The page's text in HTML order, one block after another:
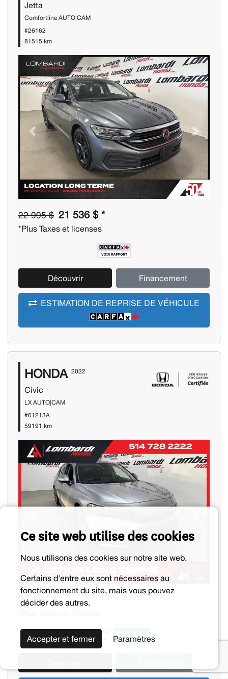
Jetta
Comfortline AUTO|CAM
#26162
81515 km
Previous Next
22 995 $ 21 536 $ *
*Plus Taxes et licenses
Découvrir Financement
ESTIMATION DE REPRISE DE VÉHICULE
HONDA 2022
Civic
LX AUTO|CAM
#61213A
59191 km
21 994 $
Ce site web utilise des cookies
Nous utilisons des cookies sur notre site web.
Certains d'entre eux sont nécessaires au
fonctionnement du site, mais vous pouvez
décider des autres.
Accepter et fermer Paramètres